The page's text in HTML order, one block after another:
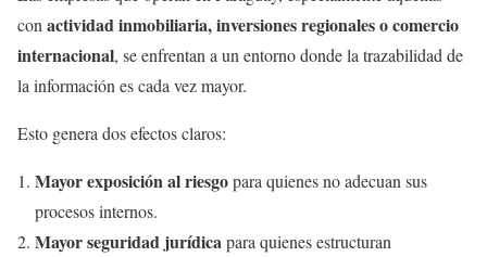
conactividad inmobiliaria, inversiones regionales o comercio
internacional, se enfrentan a un entorno donde la trazabilidad de
la información es cada vez mayor.
Esto genera dos efectos claros:
Mayor exposición al riesgopara quienes no adecuan sus
procesos internos.
Mayor seguridad jurídicapara quienes estructuran